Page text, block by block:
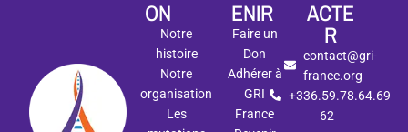
ON
Notre
histoire
Notre
organisation
Les
ENIR
Faire un
Don
Adhérer à
GRI
France
ACTE
R
contact@gri-
france.org
+336.59.78.64.69
62